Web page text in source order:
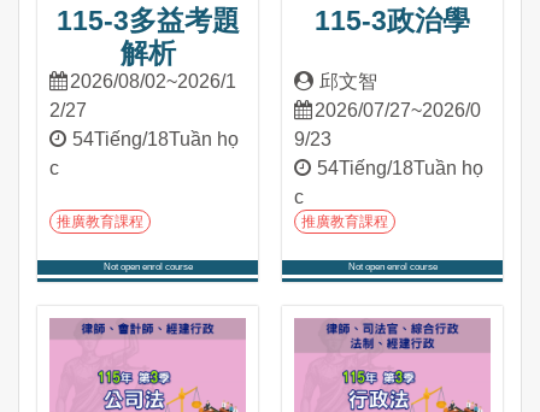
115-3多益考題
解析
2026/08/02~2026/1
2/27
54Tiếng/18Tuần họ
c
推廣教育課程
Not open enrol course
115-3政治學
邱文智
2026/07/27~2026/0
9/23
54Tiếng/18Tuần họ
c
推廣教育課程
Not open enrol course